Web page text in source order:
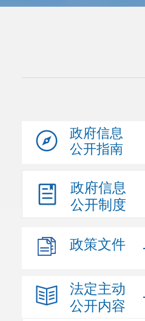
政府信息
公开指南
政府信息
公开制度
政策文件
法定主动
公开内容